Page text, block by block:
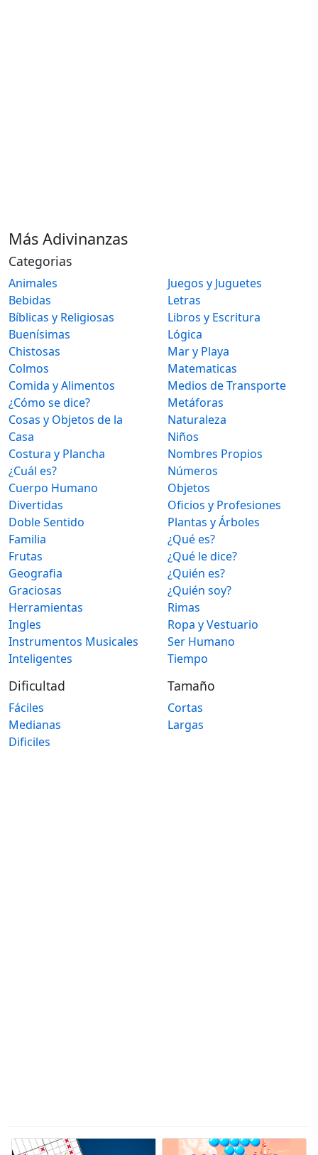
Más Adivinanzas
Categorias
Animales
Bebidas
Bíblicas y Religiosas
Buenísimas
Chistosas
Colmos
Comida y Alimentos
¿Cómo se dice?
Cosas y Objetos de la
Casa
Costura y Plancha
¿Cuál es?
Cuerpo Humano
Divertidas
Doble Sentido
Familia
Frutas
Geografia
Graciosas
Herramientas
Ingles
Instrumentos Musicales
Inteligentes
Juegos y Juguetes
Letras
Libros y Escritura
Lógica
Mar y Playa
Matematicas
Medios de Transporte
Metáforas
Naturaleza
Niños
Nombres Propios
Números
Objetos
Oficios y Profesiones
Plantas y Árboles
¿Qué es?
¿Qué le dice?
¿Quién es?
¿Quién soy?
Rimas
Ropa y Vestuario
Ser Humano
Tiempo
Dificultad
Fáciles
Medianas
Dificiles
Tamaño
Cortas
Largas